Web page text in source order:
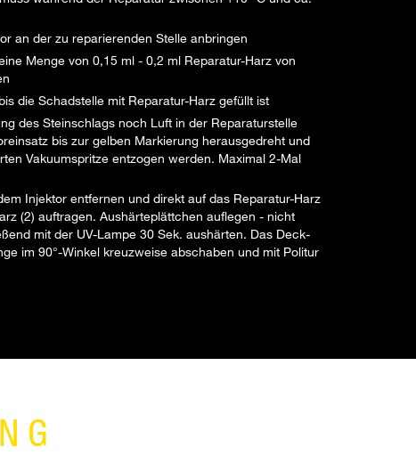
an der zu reparierenden Stelle anbringen
Menge von 0,15 ml - 0,2 ml Reparatur-Harz von
die Schadstelle mit Reparatur-Harz gefüllt ist
des Steinschlags noch Luft in der Reparaturstelle
bis zur gelben Markierung herausgedreht und
Vakuumspritze entzogen werden. Maximal 2-Mal
Injektor entfernen und direkt auf das Reparatur-Harz
(2) auftragen. Aushärteplättchen auflegen - nicht
mit der UV-Lampe 30 Sek. aushärten. Das Deck-
im 90°-Winkel kreuzweise abschaben und mit Politur